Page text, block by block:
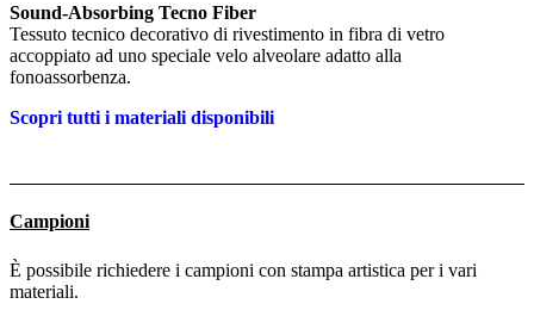
Sound-Absorbing Tecno Fiber
Tessuto tecnico decorativo di rivestimento in fibra di vetro
accoppiato ad uno speciale velo alveolare adatto alla
fonoassorbenza.
Scopri tutti i materiali disponibili
Campioni
È possibile richiedere i campioni con stampa artistica per i vari
materiali.